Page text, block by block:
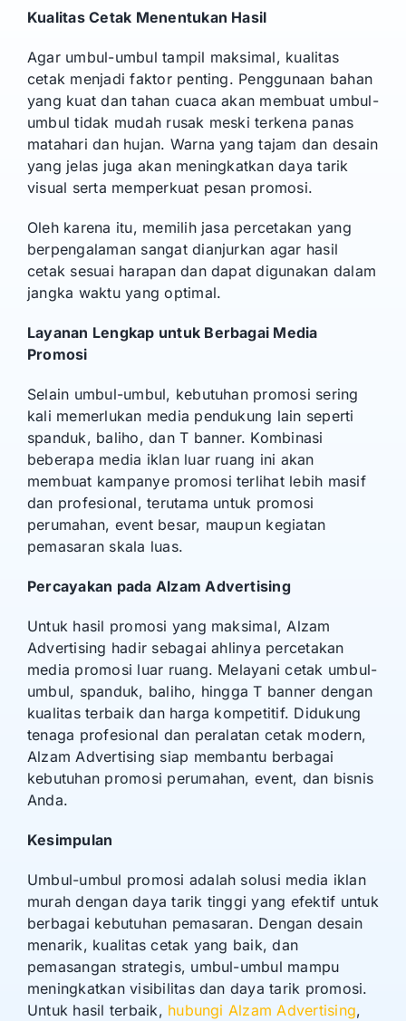
Kualitas Cetak Menentukan Hasil
Agar umbul-umbul tampil maksimal, kualitas
cetak menjadi faktor penting. Penggunaan bahan
yang kuat dan tahan cuaca akan membuat umbul-
umbul tidak mudah rusak meski terkena panas
matahari dan hujan. Warna yang tajam dan desain
yang jelas juga akan meningkatkan daya tarik
visual serta memperkuat pesan promosi.
Oleh karena itu, memilih jasa percetakan yang
berpengalaman sangat dianjurkan agar hasil
cetak sesuai harapan dan dapat digunakan dalam
jangka waktu yang optimal.
Layanan Lengkap untuk Berbagai Media
Promosi
Selain umbul-umbul, kebutuhan promosi sering
kali memerlukan media pendukung lain seperti
spanduk, baliho, dan T banner. Kombinasi
beberapa media iklan luar ruang ini akan
membuat kampanye promosi terlihat lebih masif
dan profesional, terutama untuk promosi
perumahan, event besar, maupun kegiatan
pemasaran skala luas.
Percayakan pada Alzam Advertising
Untuk hasil promosi yang maksimal, Alzam
Advertising hadir sebagai ahlinya percetakan
media promosi luar ruang. Melayani cetak umbul-
umbul, spanduk, baliho, hingga T banner dengan
kualitas terbaik dan harga kompetitif. Didukung
tenaga profesional dan peralatan cetak modern,
Alzam Advertising siap membantu berbagai
kebutuhan promosi perumahan, event, dan bisnis
Anda.
Kesimpulan
Umbul-umbul promosi adalah solusi media iklan
murah dengan daya tarik tinggi yang efektif untuk
berbagai kebutuhan pemasaran. Dengan desain
menarik, kualitas cetak yang baik, dan
pemasangan strategis, umbul-umbul mampu
meningkatkan visibilitas dan daya tarik promosi.
Untuk hasil terbaik, hubungi Alzam Advertising,